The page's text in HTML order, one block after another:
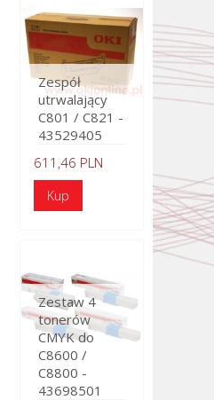
Zespół
utrwalający
C801 / C821 -
43529405
611,46 PLN
Zestaw 4
tonerów
CMYK do
C8600 /
C8800 -
43698501